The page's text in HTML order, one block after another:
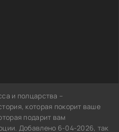
и полцарства –
которая покорит ваше
подарит вам
Добавлено 6-04-2026, так